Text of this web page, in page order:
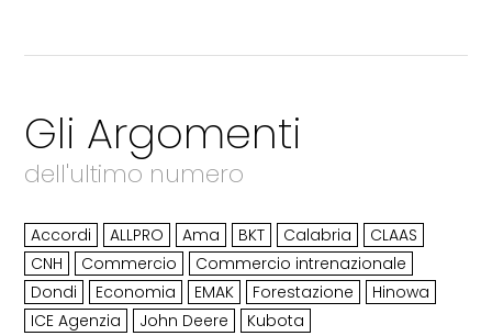
Gli Argomenti
dell'ultimo numero
Accordi ALLPRO Ama BKT Calabria
CLAAS
CNH
Commercio
Commercio intrenazionale
Dondi
Economia EMAK Forestazione
Hinowa
ICE Agenzia
John Deere
Kubota